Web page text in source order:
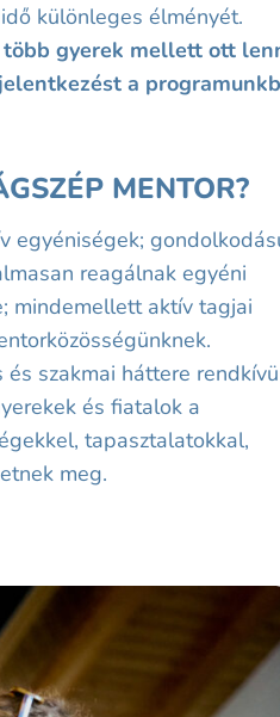
különleges élményét.
gyerek mellett ott
a
MENTOR?
egyéniségek;
reagálnak egyéni
mindemellett aktív tagjai
és szakmai háttere
és fiatalok a
tapasztalatokkal,
meg.